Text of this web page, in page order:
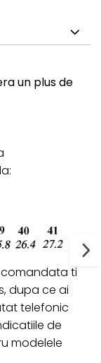
un plus de
comandata ti
dupa ce ai
telefonic
de
modelele